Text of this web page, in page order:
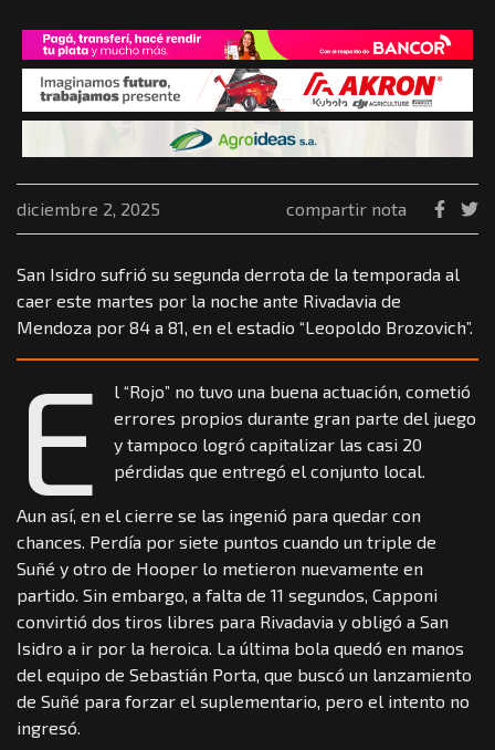
diciembre 2, 2025 compartir nota
San Isidro sufrió su segunda derrota de la temporada al
caer este martes por la noche ante Rivadavia de
Mendoza por 84 a 81, en el estadio “Leopoldo Brozovich”.
E
l “Rojo” no tuvo una buena actuación, cometió
errores propios durante gran parte del juego
y tampoco logró capitalizar las casi 20
pérdidas que entregó el conjunto local.
Aun así, en el cierre se las ingenió para quedar con
chances. Perdía por siete puntos cuando un triple de
Suñé y otro de Hooper lo metieron nuevamente en
partido. Sin embargo, a falta de 11 segundos, Capponi
convirtió dos tiros libres para Rivadavia y obligó a San
Isidro a ir por la heroica. La última bola quedó en manos
del equipo de Sebastián Porta, que buscó un lanzamiento
de Suñé para forzar el suplementario, pero el intento no
ingresó.